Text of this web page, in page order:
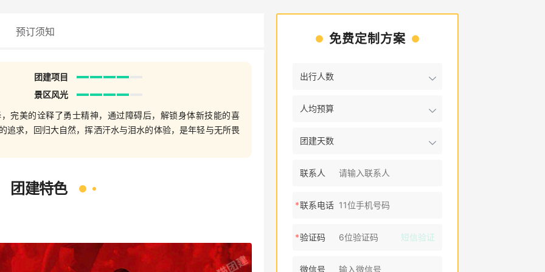
预订须知
团建项目
景区风光
完美的诠释了勇士精神，通过障碍后，解锁身体新技能的喜
追求，回归大自然，挥洒汗水与泪水的体验，是年轻与无所畏
团建特色
免费定制方案
出行人数
人均预算
团建天数
联系人
联系电话
*
验证码
* 短信验证
微信号